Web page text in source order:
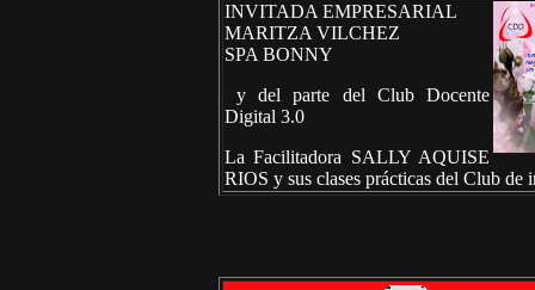
INVITADA EMPRESARIAL
MARITZA VILCHEZ
SPA BONNY
y del parte del Club Docente
Digital 3.0
La Facilitadora SALLY AQUISE
RIOS y sus clases prácticas del Club de